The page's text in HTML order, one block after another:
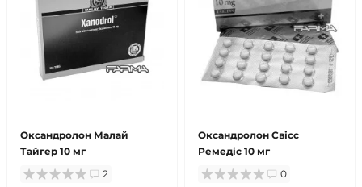
Оксандролон Малай
Тайгер 10 мг
2
Оксандролон Свісс
Ремедіс 10 мг
0